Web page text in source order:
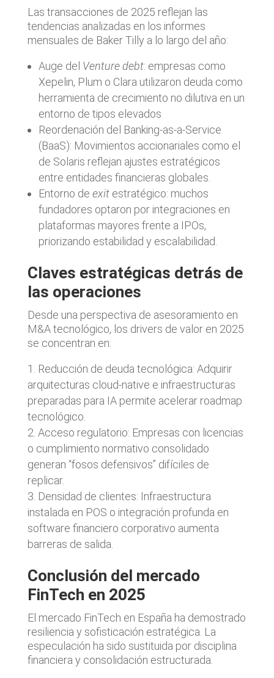
Las transacciones de 2025 reflejan las
tendencias analizadas en los informes
mensuales de Baker Tilly a lo largo del año:
Auge del Venture debt: empresas como
Xepelin, Plum o Clara utilizaron deuda como
herramienta de crecimiento no dilutiva en un
entorno de tipos elevados
Reordenación del Banking-as-a-Service
(BaaS): Movimientos accionariales como el
de Solaris reflejan ajustes estratégicos
entre entidades financieras globales.
Entorno de exit estratégico: muchos
fundadores optaron por integraciones en
plataformas mayores frente a IPOs,
priorizando estabilidad y escalabilidad.
Claves estratégicas detrás de
las operaciones
Desde una perspectiva de asesoramiento en
M&A tecnológico, los drivers de valor en 2025
se concentran en:
Reducción de deuda tecnológica: Adquirir
arquitecturas cloud-native e infraestructuras
preparadas para IA permite acelerar roadmap
tecnológico.
Acceso regulatorio: Empresas con licencias
o cumplimiento normativo consolidado
generan “fosos defensivos” difíciles de
replicar.
Densidad de clientes: Infraestructura
instalada en POS o integración profunda en
software financiero corporativo aumenta
barreras de salida.
Conclusión del mercado
FinTech en 2025
El mercado FinTech en España ha demostrado
resiliencia y sofisticación estratégica. La
especulación ha sido sustituida por disciplina
financiera y consolidación estructurada.